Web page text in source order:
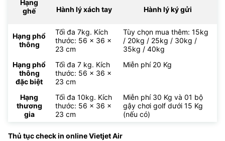
Hạng
ghế
Hành lý xách tay Hành lý ký gửi
Hạng phổ
thông
Tối đa 7kg. Kích
thước: 56 x 36 x
23 cm
Tùy chọn mua thêm: 15kg
/ 20kg / 25kg / 30kg /
35kg / 40kg
Hạng phổ
thông
đặc biệt
Tối đa 7 kg. Kích
thước: 56 x 36 x
23 cm
Miễn phí 20 Kg
Hạng
thương
gia
Tối đa 10kg. Kích
thước: 56 x 36 x
23 cm
Miễn phí 30 Kg và 01 bộ
gậy chơi golf dưới 15 Kg
(nếu có)
Thủ tục check in online Vietjet Air